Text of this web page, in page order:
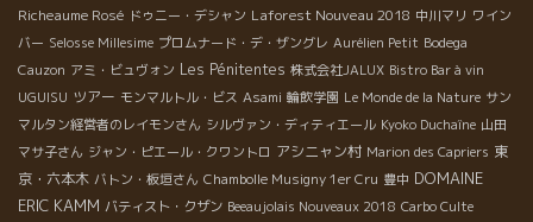
Richeaume Rosé ドゥニー・デシャン Laforest Nouveau 2018 中川マリ ワイン
バー Selosse Millesime プロムナード・デ・ザングレ Aurélien Petit Bodega
Cauzon アミ・ビュヴォン Les Pénitentes 株式会社JALUX Bistro Bar à vin
UGUISU ツアー モンマルトル・ビス Asami 輪飲学園 Le Monde de la Nature サン
マルタン経営者のレイモンさん シルヴァン・ディティエール Kyoko Duchaîne 山田
マサ子さん ジャン・ピエール・クワントロ アシニャン村 Marion des Capriers 東
京・六本木 バトン・板垣さん Chambolle Musigny 1er Cru 豊中 DOMAINE
ERIC KAMM バティスト・クザン Beeaujolais Nouveaux 2018 Carbo Culte